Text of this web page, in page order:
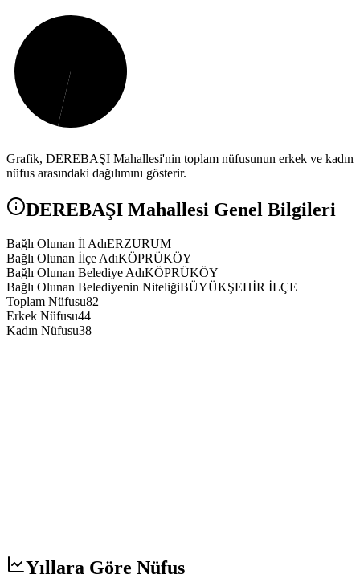
Grafik, DEREBAŞI Mahallesi'nin toplam nüfusunun erkek ve kadın
nüfus arasındaki dağılımını gösterir.
DEREBAŞI Mahallesi Genel Bilgileri
Bağlı Olunan İl AdıERZURUM
Bağlı Olunan İlçe AdıKÖPRÜKÖY
Bağlı Olunan Belediye AdıKÖPRÜKÖY
Bağlı Olunan Belediyenin NiteliğiBÜYÜKŞEHİR İLÇE
Toplam Nüfusu82
Erkek Nüfusu44
Kadın Nüfusu38
Yıllara Göre Nüfus